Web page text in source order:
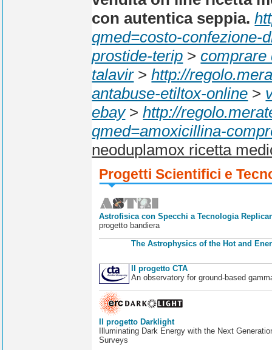
con autentica seppia.
qmed=costo-confezione-
prostide-terip >comprare
talavir>http://
antabuse-etiltox-online >
ebay>http://
qmed=amoxicillina-
neoduplamox ricetta
Progetti Scientifici e
Astrofisica con Specchi a Tecnologia
progetto bandiera
The Astrophysics of the Hot and
Il progetto CTA
An observatory for ground-based
Il progetto Darklight
Illuminating Dark Energy with the Next
Surveys